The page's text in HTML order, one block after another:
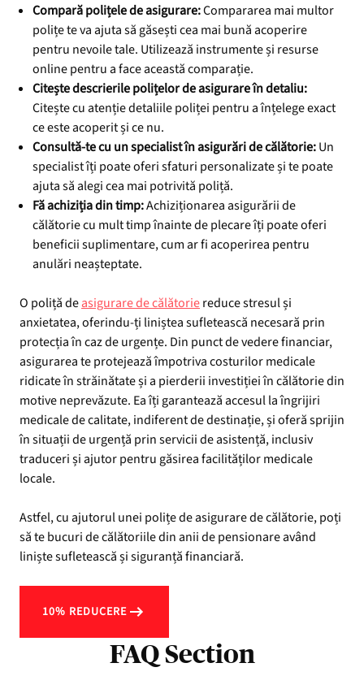
Compară polițele de asigurare:Compararea mai multor
polițe te va ajuta să găsești cea mai bună acoperire
pentru nevoile tale. Utilizează instrumente și resurse
online pentru a face această comparație.
Citește descrierile polițelor de asigurare în detaliu:
Citește cu atenție detaliile poliței pentru a înțelege exact
ce este acoperit și ce nu.
Consultă-te cu un specialist în asigurări de călătorie:Un
specialist îți poate oferi sfaturi personalizate și te poate
ajuta să alegi cea mai potrivită poliță.
Fă achiziția din timp:Achiziționarea asigurării de
călătorie cu mult timp înainte de plecare îți poate oferi
beneficii suplimentare, cum ar fi acoperirea pentru
anulări neașteptate.
O poliță deasigurare de călătoriereduce stresul și
anxietatea, oferindu-ți liniștea sufletească necesară prin
protecția în caz de urgențe. Din punct de vedere financiar,
asigurarea te protejează împotriva costurilor medicale
ridicate în străinătate și a pierderii investiției în călătorie din
motive neprevăzute. Ea îți garantează accesul la îngrijiri
medicale de calitate, indiferent de destinație, și oferă sprijin
în situații de urgență prin servicii de asistență, inclusiv
traduceri și ajutor pentru găsirea facilităților medicale
locale.
Astfel, cu ajutorul unei polițe de asigurare de călătorie, poți
să te bucuri de călătoriile din anii de pensionare având
liniște sufletească și siguranță financiară.
10% REDUCERE
FAQ Section